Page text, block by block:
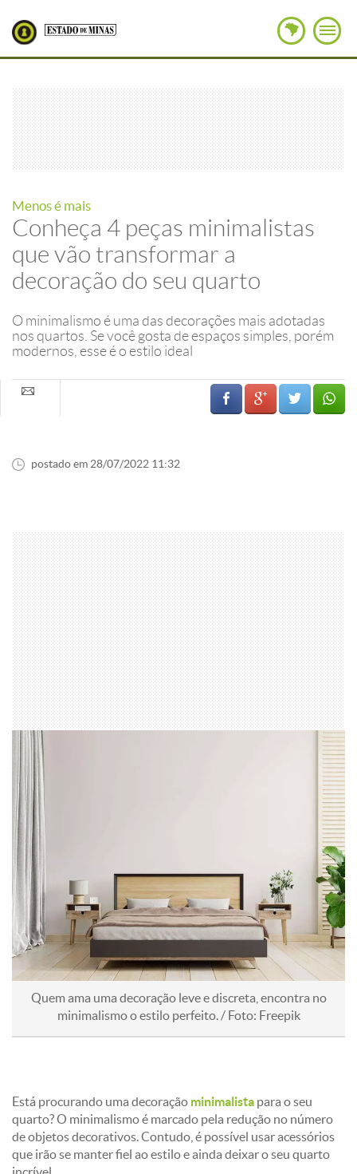
Menos é mais
Conheça 4 peças minimalistas
que vão transformar a
decoração do seu quarto
O minimalismo é uma das decorações mais adotadas
nos quartos. Se você gosta de espaços simples, porém
modernos, esse é o estilo ideal
postado em 28/07/2022 11:32
Quem ama uma decoração leve e discreta, encontra no
minimalismo o estilo perfeito. / Foto: Freepik
Está procurando uma decoração minimalista para o seu
quarto? O minimalismo é marcado pela redução no número
de objetos decorativos. Contudo, é possível usar acessórios
que irão se manter fiel ao estilo e ainda deixar o seu quarto